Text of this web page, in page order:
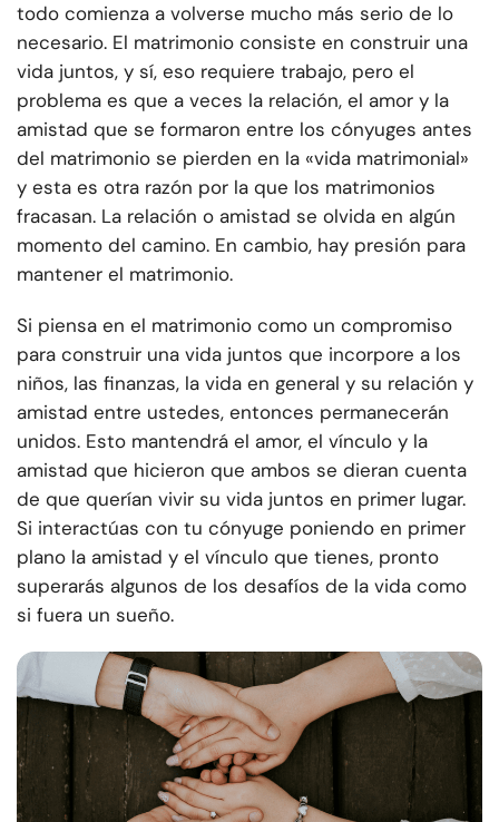
todo comienza a volverse mucho más serio de lo
necesario. El matrimonio consiste en construir una
vida juntos, y sí, eso requiere trabajo, pero el
problema es que a veces la relación, el amor y la
amistad que se formaron entre los cónyuges antes
del matrimonio se pierden en la «vida matrimonial»
y esta es otra razón por la que los matrimonios
fracasan. La relación o amistad se olvida en algún
momento del camino. En cambio, hay presión para
mantener el matrimonio.
Si piensa en el matrimonio como un compromiso
para construir una vida juntos que incorpore a los
niños, las finanzas, la vida en general y su relación y
amistad entre ustedes, entonces permanecerán
unidos. Esto mantendrá el amor, el vínculo y la
amistad que hicieron que ambos se dieran cuenta
de que querían vivir su vida juntos en primer lugar.
Si interactúas con tu cónyuge poniendo en primer
plano la amistad y el vínculo que tienes, pronto
superarás algunos de los desafíos de la vida como
si fuera un sueño.